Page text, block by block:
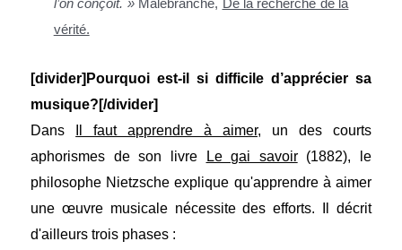
l’on conçoit. » Malebranche, De la recherche de la
vérité.
[divider]Pourquoi est-il si difficile d’apprécier sa
musique?[/divider]
Dans
Il faut apprendre à aimer, un des courts
aphorismes de son livre
Le gai savoir(1882), le
philosophe Nietzsche explique qu'apprendre à aimer
une œuvre musicale nécessite des efforts. Il décrit
d'ailleurs trois phases :